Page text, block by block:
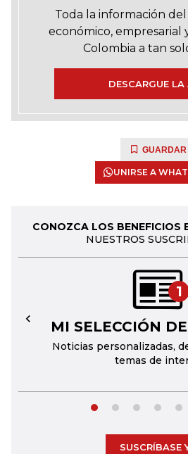
Toda la información
económico, empresarial
Colombia a tan
DESCARGUE LA
GUARDAR
UNIRSE A
CONOZCA LOS BENEFICIOS
NUESTROS
1
MI SELECCIÓN
Noticias personalizadas,
temas de
←
SUSCRÍBASE